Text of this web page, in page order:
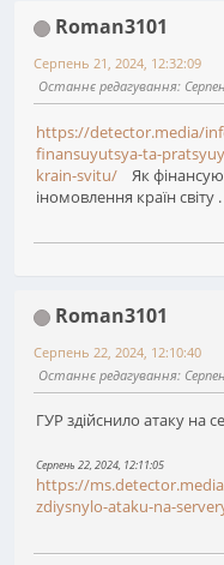
Roman3101
Серпень 21, 2024, 12:32:09
Останнє редагування:
https://detector.media/
finansuyutsya-ta-
krain-svitu/ Як
іномовлення країн світу .
Roman3101
Серпень 22, 2024, 12:10:40
Останнє редагування:
ГУР здійснило атаку на
Серпень 22, 2024, 12:11:05
https://
zdiysnylo-ataku-na-